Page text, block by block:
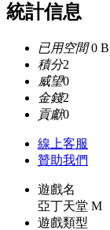
統計信息
已用空間0 B
積分2
威望0
金錢2
貢獻0
線上客服
贊助我們
遊戲名
亞丁天堂 M
遊戲類型